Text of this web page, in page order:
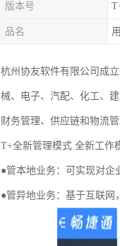
版本号
品名
杭州协友软件有限公司成
械、电子、汽配、化工、
财务管理、供应链和物流
T+全新管理模式 全新工作
●管本地业务：可实现对企
●管异地业务：基于互联网